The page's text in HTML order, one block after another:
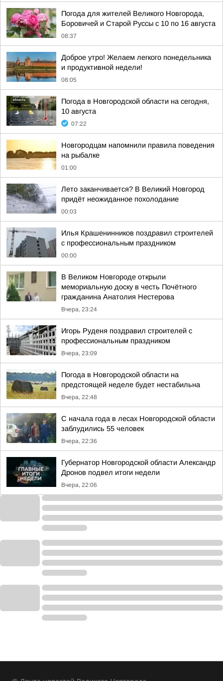
Погода для жителей Великого Новгорода,
Боровичей и Старой Руссы с 10 по 16 августа
08:37
Доброе утро! Желаем легкого понедельника
и продуктивной недели!
08:05
Погода в Новгородской области на сегодня,
10 августа
07:22
Новгородцам напомнили правила поведения
на рыбалке
01:00
Лето заканчивается? В Великий Новгород
придёт неожиданное похолодание
00:03
Илья Крашенинников поздравил строителей
с профессиональным праздником
00:00
В Великом Новгороде открыли
мемориальную доску в честь Почётного
гражданина Анатолия Нестерова
Вчера, 23:24
Игорь Руденя поздравил строителей с
профессиональным праздником
Вчера, 23:09
Погода в Новгородской области на
предстоящей неделе будет нестабильна
Вчера, 22:48
С начала года в лесах Новгородской области
заблудились 55 человек
Вчера, 22:36
Губернатор Новгородской области Александр
Дронов подвел итоги недели
Вчера, 22:06